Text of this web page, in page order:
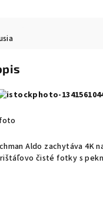
Aldo zachytáva 4K
čisté fotky s